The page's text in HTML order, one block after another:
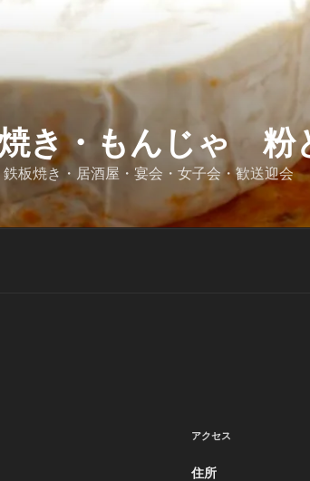
き・もんじゃ 粉
板焼き・居酒屋・宴会・女子会・歓送迎会
アクセス
住所